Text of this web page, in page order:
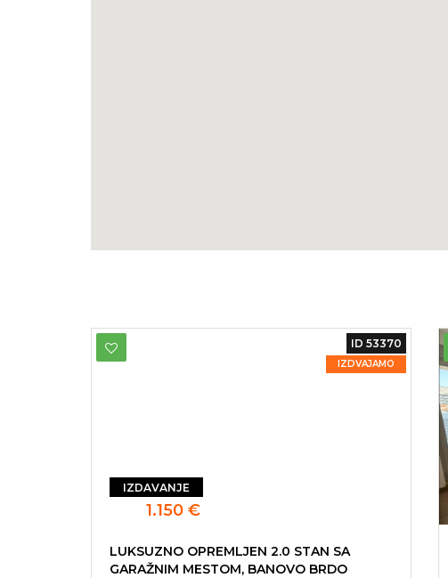
IZDAVANJE
1.150 €
ID 53370
IZDVAJAMO
LUKSUZNO OPREMLJEN 2.0 STAN SA
GARAŽNIM MESTOM, BANOVO BRDO